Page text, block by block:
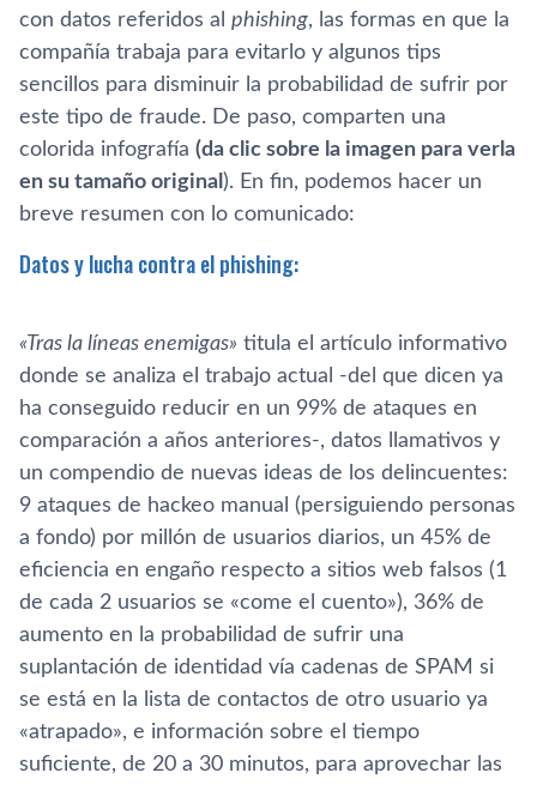
con datos referidos al phishing, las formas en que la
compañí­a trabaja para evitarlo y algunos tips
sencillos para disminuir la probabilidad de sufrir por
este tipo de fraude. De paso, comparten una
colorida infografí­a (da clic sobre la imagen para verla
en su tamaño original ). En fin, podemos hacer un
breve resumen con lo comunicado:
Datos y lucha contra el phishing:
«Tras la lí­neas enemigas» titula el artí­culo informativo
donde se analiza el trabajo actual -del que dicen ya
ha conseguido reducir en un 99% de ataques en
comparación a años anteriores-, datos llamativos y
un compendio de nuevas ideas de los delincuentes:
9 ataques de hackeo manual (persiguiendo personas
a fondo) por millón de usuarios diarios, un 45% de
eficiencia en engaño respecto a sitios web falsos (1
de cada 2 usuarios se «come el cuento»), 36% de
aumento en la probabilidad de sufrir una
suplantación de identidad ví­a cadenas de SPAM si
se está en la lista de contactos de otro usuario ya
«atrapado», e información sobre el tiempo
suficiente, de 20 a 30 minutos, para aprovechar las